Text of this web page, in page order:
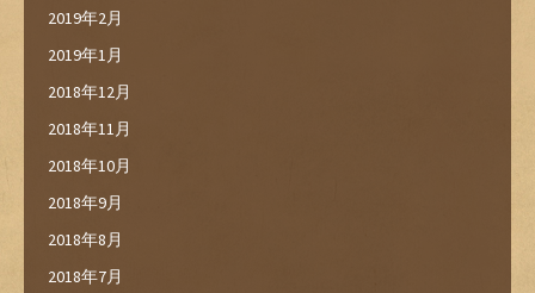
2019年2月
2019年1月
2018年12月
2018年11月
2018年10月
2018年9月
2018年8月
2018年7月